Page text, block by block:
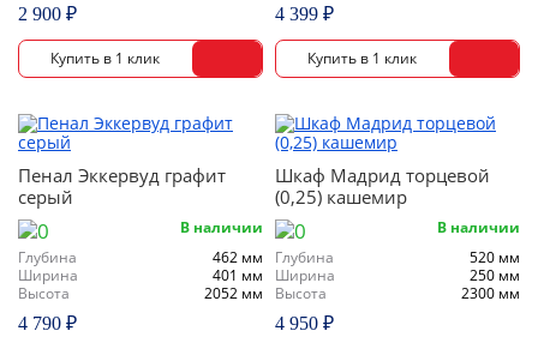
2 900 ₽
4 399 ₽
Пенал Эккервуд графит
серый
В наличии
Глубина
462 мм
Ширина
401 мм
Высота
2052 мм
4 790 ₽
Шкаф Мадрид торцевой
(0,25) кашемир
В наличии
Глубина
520 мм
Ширина
250 мм
Высота
2300 мм
4 950 ₽